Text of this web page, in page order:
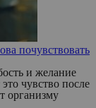
почувствовать
и желание
чувство после
организму